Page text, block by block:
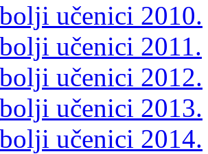
učenici 2010.
učenici 2011.
učenici 2012.
učenici 2013.
učenici 2014.